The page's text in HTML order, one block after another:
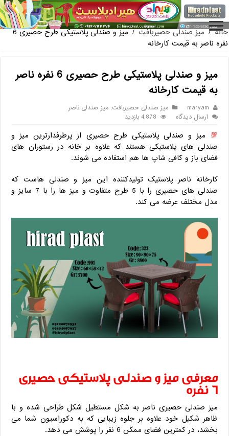
فروش گلدان پلاستیکی گلخانه به صورت آنلاین
خانه / میز صندلی حصیربافت /
میز و صندلی پلاستیکی طرح حصیری 6
نفره ناصر به قیمت کارخانه
میز و صندلی پلاستیکی طرح حصیری 6 نفره ناصر
به قیمت کارخانه
maryam میز صندلی حصیربافت,میز صندلی ناصر
ارسال دیدگاه
4,878 بازدید
میز و صندلی پلاستیکی طرح حصیری از پرطرفدارترین میز و
صندلی های پلاستیکی هستند که علاوه بر خانه در رستوران های
فضای باز و کافی شاپ ها هم استفاده می شوند.
کارخانه ناصر پلاستیک تولیدکننده این میز و صندلی هاست که
صندلی های حصیری را با 5 طرح متفاوت و میز ها را با 7 سایز و
مدل مختلف عرضه می کند.
معرفی میز و صندلی پلاستیکی حصیری
6 نفره
میز صندلی حصیری ناصر به شکل مستطیل شکل طراحی شده و با
ظاهر شکیل خود علاوه بر جلوه زیبایی که به دکوراسیون شما می
بخشد، در کمترین فضای ممکن 6 نفر را پوشش می دهد.